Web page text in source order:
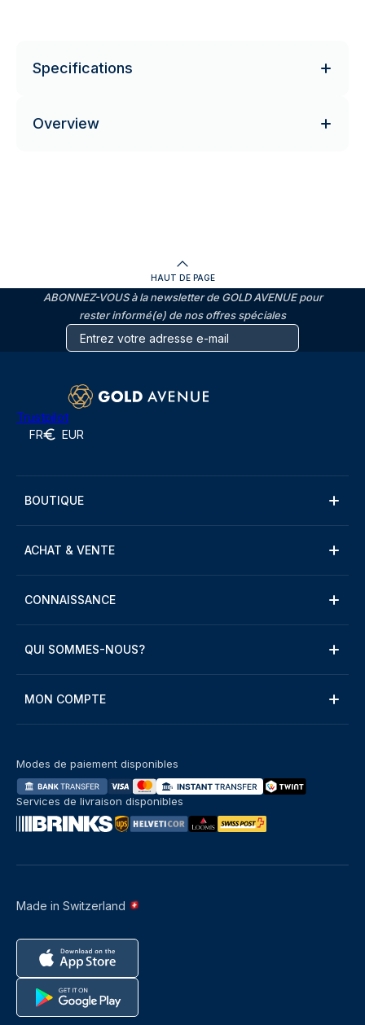
Specifications
Overview
HAUT DE PAGE
ABONNEZ-VOUS à la newsletter de GOLD AVENUE pour
rester informé(e) de nos offres spéciales
Trustpilot
FR EUR
BOUTIQUE
ACHAT & VENTE
CONNAISSANCE
QUI SOMMES-NOUS?
MON COMPTE
Made in Switzerland
Modes de paiement disponibles
Services de livraison disponibles